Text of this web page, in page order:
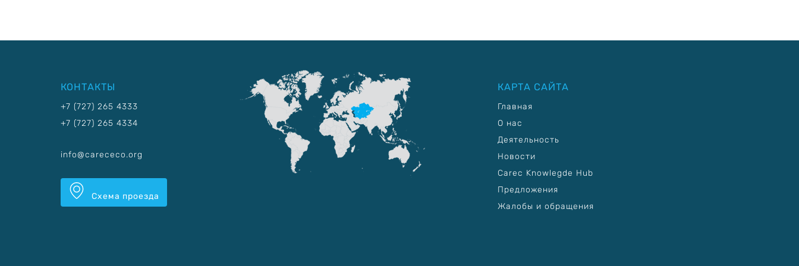
КОНТАКТЫ
+7 (727) 265 4333
+7 (727) 265 4334
info@carececo.org
Схема проезда
КАРТА САЙТА
Главная
О нас
Деятельность
Новости
Carec Knowlegde Hub
Предложения
Жалобы и обращения